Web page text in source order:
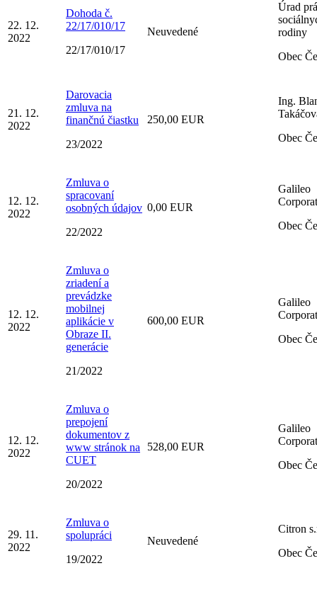
22. 12.
2022
Dohoda č.
22/17/010/17
22/17/010/17
Neuvedené
Úrad
rodiny
Obec
21. 12.
2022
Darovacia
zmluva na
finančnú čiastku
23/2022
250,00 EUR
Ing.
Obec
12. 12.
2022
Zmluva o
spracovaní
osobných údajov
22/2022
0,00 EUR
Galileo
Obec
12. 12.
2022
Zmluva o
zriadení a
prevádzke
mobilnej
aplikácie v
Obraze II.
generácie
21/2022
600,00 EUR
Galileo
Obec
12. 12.
2022
Zmluva o
prepojení
dokumentov z
www stránok na
CUET
20/2022
528,00 EUR
Galileo
Obec
29. 11.
2022
Zmluva o
spolupráci
19/2022
Neuvedené
Citron
Obec